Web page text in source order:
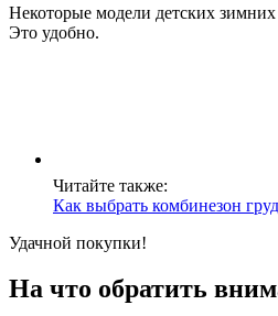
Некоторые модели детских
Это удобно.
Читайте также:
Как выбрать комбинезон
Удачной покупки!
На что обратить